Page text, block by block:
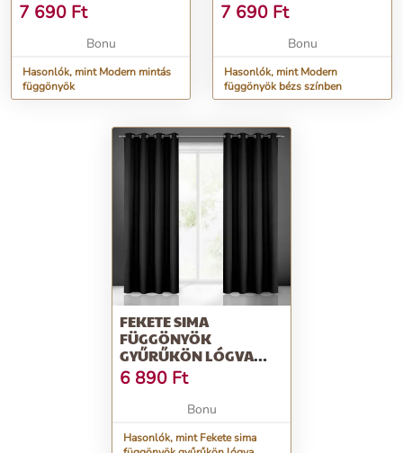
7 690 Ft
Bonu
Hasonlók, mint Modern mintás
függönyök
7 690 Ft
Bonu
Hasonlók, mint Modern
függönyök bézs színben
FEKETE SIMA
FÜGGÖNYÖK
GYŰRŰKÖN LÓGVA
HOSSZ: 250 CM
6 890 Ft
Bonu
Hasonlók, mint Fekete sima